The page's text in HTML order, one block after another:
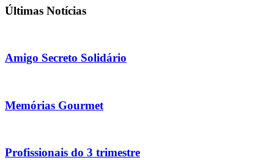
Últimas Notícias
Amigo Secreto Solidário
Memórias Gourmet
Profissionais do 3 trimestre